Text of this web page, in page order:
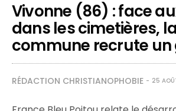
Vivonne (86) : face
dans les cimetières, la
commune recrute un
RÉDACTION CHRISTIANOPHOBIE 25